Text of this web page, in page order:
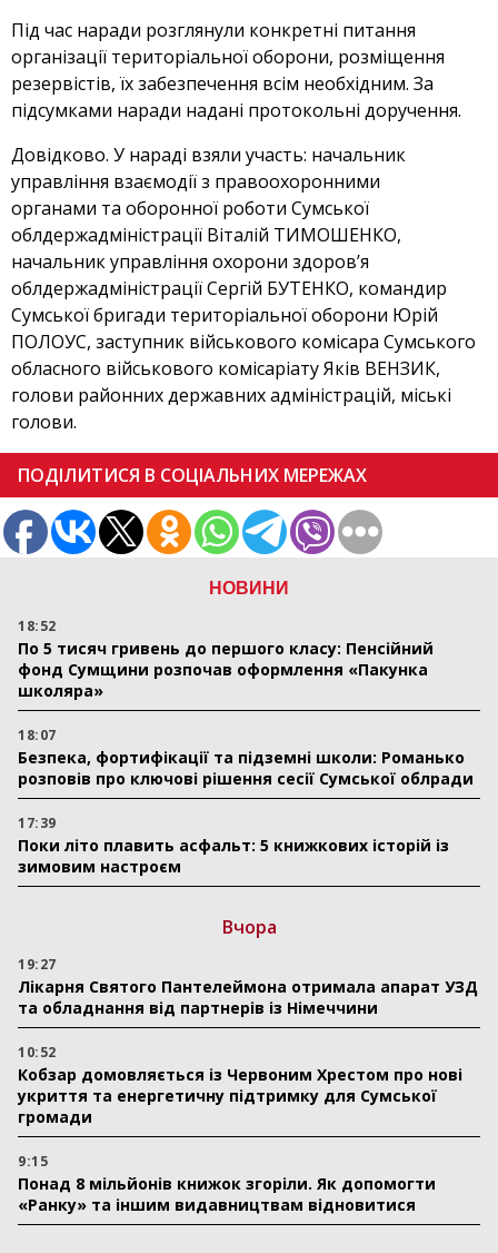
НОВИНИ
18:52
По 5 тисяч гривень до першого класу: Пенсійний
фонд Сумщини розпочав оформлення «Пакунка
школяра»
18:07
Безпека, фортифікації та підземні школи: Романько
розповів про ключові рішення сесії Сумської облради
17:39
Поки літо плавить асфальт: 5 книжкових історій із
зимовим настроєм
Вчора
19:27
Лікарня Святого Пантелеймона отримала апарат УЗД
та обладнання від партнерів із Німеччини
10:52
Кобзар домовляється із Червоним Хрестом про нові
укриття та енергетичну підтримку для Сумської
громади
9:15
Понад 8 мільйонів книжок згоріли. Як допомогти
«Ранку» та іншим видавництвам відновитися
Під час наради розглянули конкретні питання
організації територіальної оборони, розміщення
резервістів, їх забезпечення всім необхідним. За
підсумками наради надані протокольні доручення.
Довідково. У нараді взяли участь: начальник
управління взаємодії з правоохоронними
органами та оборонної роботи Сумської
облдержадміністрації Віталій ТИМОШЕНКО,
начальник управління охорони здоров’я
облдержадміністрації Сергій БУТЕНКО, командир
Сумської бригади територіальної оборони Юрій
ПОЛОУС, заступник військового комісара Сумського
обласного військового комісаріату Яків ВЕНЗИК,
голови районних державних адміністрацій, міські
голови.
ПОДІЛИТИСЯ В СОЦІАЛЬНИХ МЕРЕЖАХ